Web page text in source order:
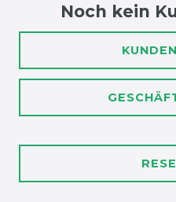
Noch kein